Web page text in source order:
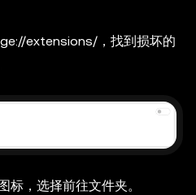
extensions/，找到损坏的
标，选择前往文件夹。